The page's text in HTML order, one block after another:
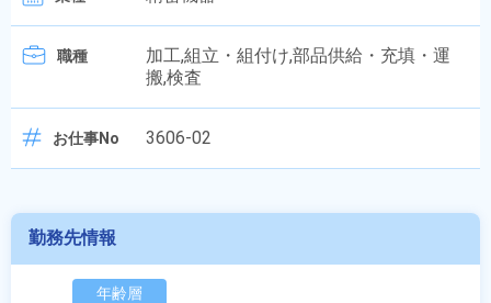
職種
加工,組立・組付け,部品供給・充填・運
搬,検査
お仕事No 3606-02
勤務先情報
年齢層